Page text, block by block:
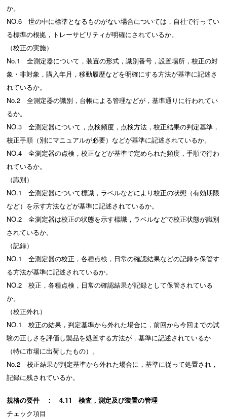
か。
NO.6 世の中に標準となるものがない場合については，自社で行ってい
る標準の根拠，トレーサビリティが明確にされているか。
（校正の実施）
No.1 全測定器について，装置の形式，識別番号，設置場所，校正の対
象・非対象，購入年月，移動履歴などを明確にする方法が基準に記述さ
れているか。
No.2 全測定器の識別，台帳による管理などが，基準通りに行われてい
るか。
NO.3 全測定器について，点検頻度，点検方法，校正結果の判定基準，
校正手順（別にマニュアルが必要）などが基準に記述されているか。
NO.4 全測定器の点検，校正などが基準で定められた頻度，手順で行わ
れているか。
（識別）
NO.1 全測定器について標識，ラベルなどにより校正の状態（有効期限
など）を示す方法などが基準に記述されているか。
NO.2 全測定器は校正の状態を示す標識，ラベルなどで校正状態が識別
されているか。
（記録）
NO.1 全測定器の校正，各種点検，日常の確認結果などの記録を保管す
る方法が基準に記述されているか。
NO.2 校正，各種点検，日常の確認結果が記録として保管されている
か。
（校正外れ）
NO.1 校正の結果，判定基準から外れた場合に，前回から今回までの試
験の正しさを評価し製品を処置する方法が，基準に記述されているか
（特に市場に出荷したもの）。
No.2 校正結果が判定基準から外れた場合に，基準に従って処置され，
記録に残されているか。
規格の要件 ： 4.11 検査，測定及び装置の管理
チェック項目